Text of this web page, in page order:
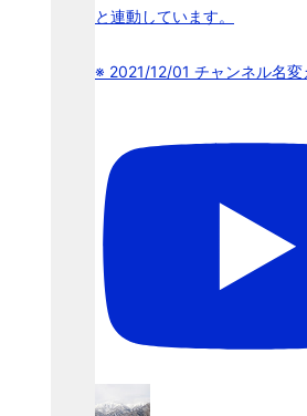
と連動しています。
※ 2021/12/01 チャンネル名変